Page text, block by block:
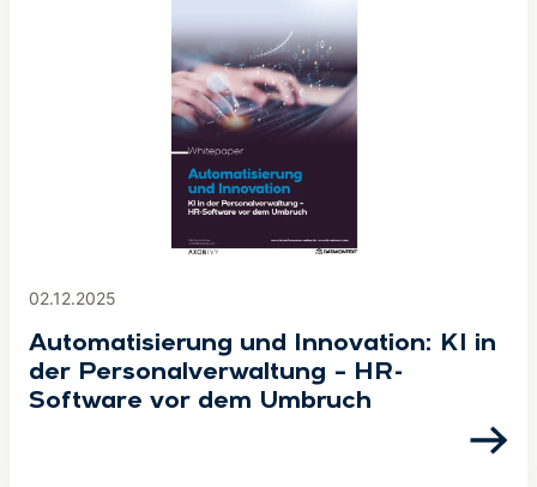
02.12.2025
Automatisierung und Innovation: KI in
der Personalverwaltung – HR-
Software vor dem Umbruch